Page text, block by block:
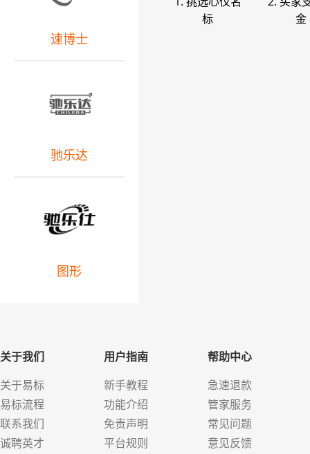
标
金
速博士
驰乐达
图形
关于我们
关于易标
易标流程
联系我们
诚聘英才
用户指南
新手教程
功能介绍
免责声明
平台规则
帮助中心
急速退款
管家服务
常见问题
意见反馈